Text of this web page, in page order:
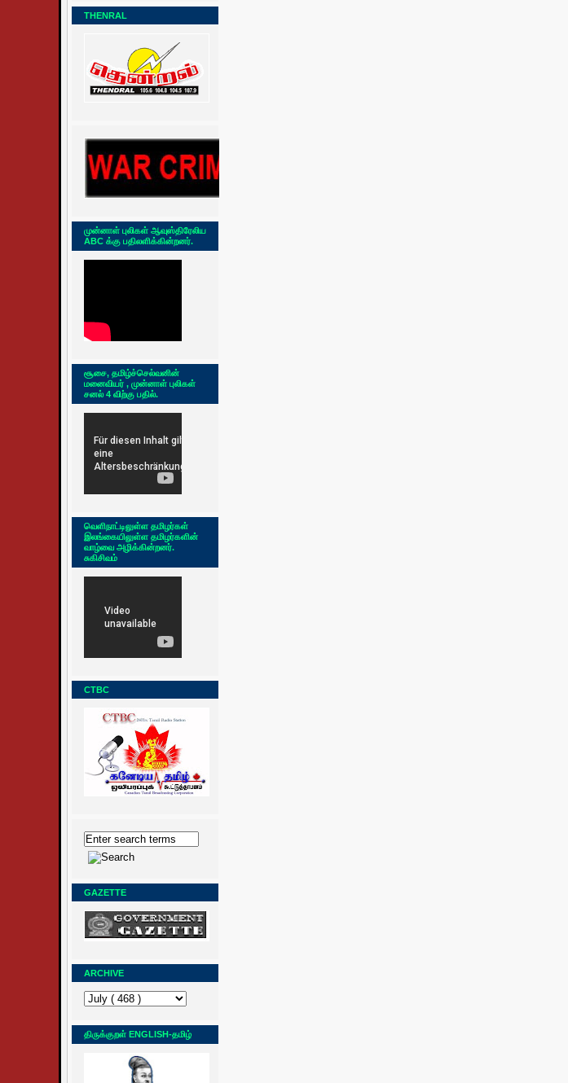
THENRAL
முன்னாள் புலிகள் ஆவுஸ்திரேலிய
ABC க்கு பதிலளிக்கின்றனர்.
சூசை, தமிழ்ச்செல்வனின்
மனைவியர் , முன்னாள் புலிகள்
சனல் 4 விற்கு பதில்.
வெளிநாட்டிலுள்ள தமிழர்கள்
இலங்கையிலுள்ள தமிழர்களின்
வாழ்வை அழிக்கின்றனர்.
சுகிசிவம்
CTBC
GAZETTE
ARCHIVE
திருக்குறள் ENGLISH-தமிழ்